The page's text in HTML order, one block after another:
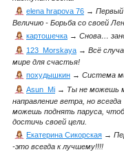
elena hrapova 76 → Первый
Величию - Борьба со своей
картошечка → Снова…
123_Morskaya → Всё
мире для счастья!
похудышкин → Система
Asun_Mi → Ты не можешь
направление ветра, но всегда
можешь поднять паруса,
достичь своей цели.
Екатерина Сикорская →
-это всегда к лучшему!!!!